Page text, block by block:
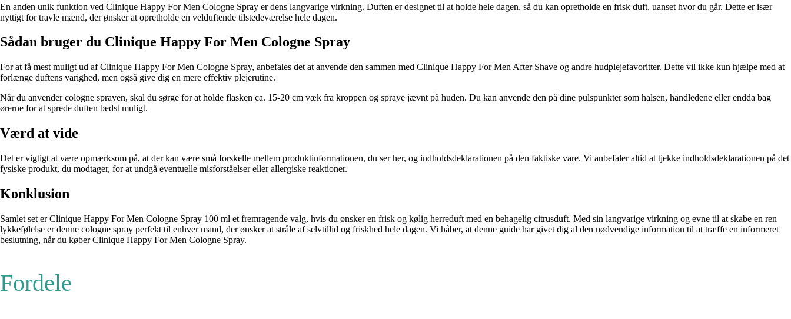
En anden unik funktion ved Clinique Happy For Men Cologne Spray er dens langvarige virkning. Duften er designet til at holde hele dagen, så du kan opretholde en frisk duft, uanset hvor du går. Dette er især
nyttigt for travle mænd, der ønsker at opretholde en velduftende tilstedeværelse hele dagen.
Sådan bruger du Clinique Happy For Men Cologne Spray
For at få mest muligt ud af Clinique Happy For Men Cologne Spray, anbefales det at anvende den sammen med Clinique Happy For Men After Shave og andre hudplejefavoritter. Dette vil ikke kun hjælpe med at
forlænge duftens varighed, men også give dig en mere effektiv plejerutine.
Når du anvender cologne sprayen, skal du sørge for at holde flasken ca. 15-20 cm væk fra kroppen og spraye jævnt på huden. Du kan anvende den på dine pulspunkter som halsen, håndledene eller endda bag
ørerne for at sprede duften bedst muligt.
Værd at vide
Det er vigtigt at være opmærksom på, at der kan være små forskelle mellem produktinformationen, du ser her, og indholdsdeklarationen på den faktiske vare. Vi anbefaler altid at tjekke indholdsdeklarationen på det
fysiske produkt, du modtager, for at undgå eventuelle misforståelser eller allergiske reaktioner.
Konklusion
Samlet set er Clinique Happy For Men Cologne Spray 100 ml et fremragende valg, hvis du ønsker en frisk og kølig herreduft med en behagelig citrusduft. Med sin langvarige virkning og evne til at skabe en ren
lykkefølelse er denne cologne spray perfekt til enhver mand, der ønsker at stråle af selvtillid og friskhed hele dagen. Vi håber, at denne guide har givet dig al den nødvendige information til at træffe en informeret
beslutning, når du køber Clinique Happy For Men Cologne Spray.
Fordele